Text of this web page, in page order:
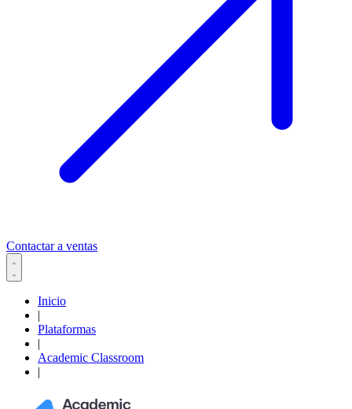
Contactar a ventas
Inicio
|
Plataformas
|
Academic Classroom
|